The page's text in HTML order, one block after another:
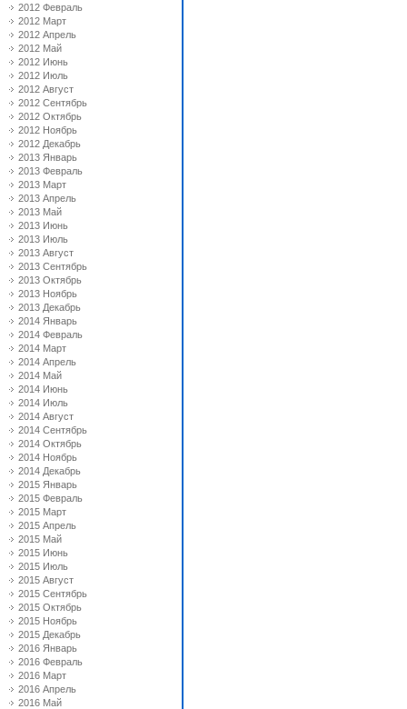
2012 Февраль
2012 Март
2012 Апрель
2012 Май
2012 Июнь
2012 Июль
2012 Август
2012 Сентябрь
2012 Октябрь
2012 Ноябрь
2012 Декабрь
2013 Январь
2013 Февраль
2013 Март
2013 Апрель
2013 Май
2013 Июнь
2013 Июль
2013 Август
2013 Сентябрь
2013 Октябрь
2013 Ноябрь
2013 Декабрь
2014 Январь
2014 Февраль
2014 Март
2014 Апрель
2014 Май
2014 Июнь
2014 Июль
2014 Август
2014 Сентябрь
2014 Октябрь
2014 Ноябрь
2014 Декабрь
2015 Январь
2015 Февраль
2015 Март
2015 Апрель
2015 Май
2015 Июнь
2015 Июль
2015 Август
2015 Сентябрь
2015 Октябрь
2015 Ноябрь
2015 Декабрь
2016 Январь
2016 Февраль
2016 Март
2016 Апрель
2016 Май